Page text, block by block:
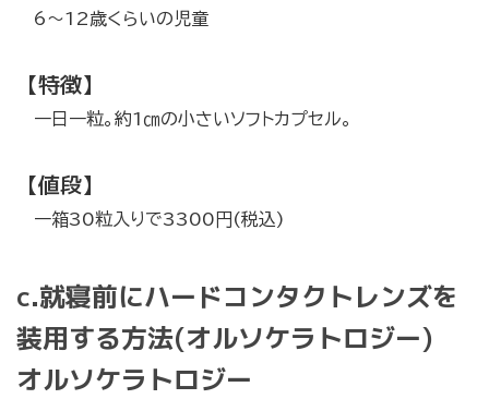
6～12歳くらいの児童
【特徴】
一日一粒。約1㎝の小さいソフトカプセル。
【値段】
一箱30粒入りで3300円(税込)
c.就寝前にハードコンタクトレンズを
装用する方法(オルソケラトロジー)
オルソケラトロジー